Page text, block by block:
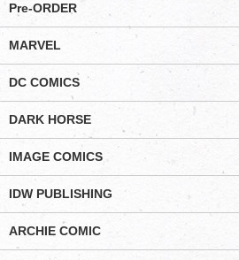
Pre-ORDER
MARVEL
DC COMICS
DARK HORSE
IMAGE COMICS
IDW PUBLISHING
ARCHIE COMIC